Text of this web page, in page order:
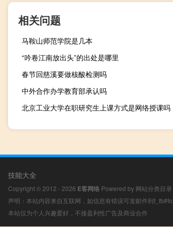
相关问题
马鞍山师范学院是几本
“吟卷江南放出头”的出处是哪里
春节回慈溪要做核酸检测吗
中外合作办学教育部承认吗
北京工业大学在职研究生上课方式是网络授课吗
技能大全
Copyright © 2012 - 2026 E客网络 Powered by 网站分类目录
声明：本站内容来自互联网，如信息有错误可发邮件到
本站仅为个人兴趣爱好，不接盈利性广告及商业合作